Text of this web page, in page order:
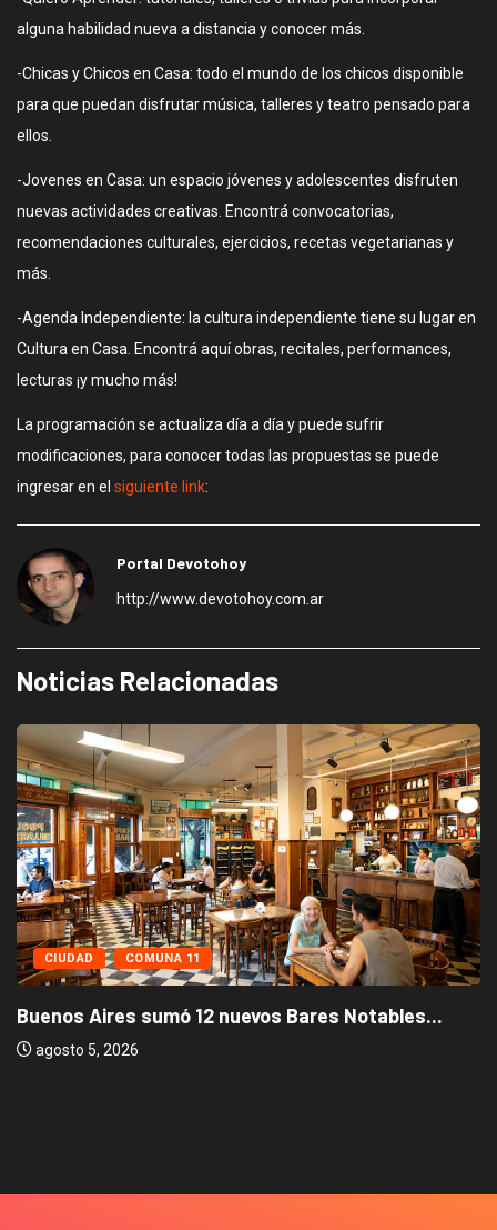
alguna habilidad nueva a distancia y conocer más.
-Chicas y Chicos en Casa: todo el mundo de los chicos disponible
para que puedan disfrutar música, talleres y teatro pensado para
ellos.
-Jovenes en Casa: un espacio jóvenes y adolescentes disfruten
nuevas actividades creativas. Encontrá convocatorias,
recomendaciones culturales, ejercicios, recetas vegetarianas y
más.
-Agenda Independiente: la cultura independiente tiene su lugar en
Cultura en Casa. Encontrá aquí obras, recitales, performances,
lecturas ¡y mucho más!
La programación se actualiza día a día y puede sufrir
modificaciones, para conocer todas las propuestas se puede
ingresar en el siguiente link:
Portal Devotohoy
http://www.devotohoy.com.ar
Noticias Relacionadas
CIUDAD COMUNA 11
Buenos Aires sumó 12 nuevos Bares Notables...
agosto 5, 2026